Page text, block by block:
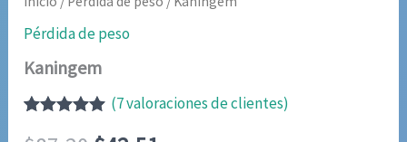
Pérdida de peso
Kaningem
(7valoraciones de clientes)